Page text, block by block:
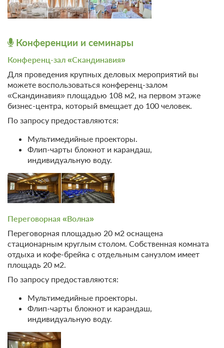
Телевизор
Wi-Fi
Ванная комната в номере
2 гостя
Моментальное подтверждение
Тариф Стандартный 2026, Включен завтрак "шведский
стол"
Бесплатная отмена до 20 августа 2026 23:59; При отмене
после 21 августа 2026 00:00 оплата не возвращается
Требуется внесение предоплаты в течение 2 часов.
Сумма предоплаты составляет -1 руб.
Недостаточно мест
Сменить кол-во гостей
7 фото
Люкс Подробнее
Конференции и семинары
Конференц-зал «Скандинавия»
Для проведения крупных деловых мероприятий вы
можете воспользоваться конференц-залом
«Скандинавия» площадью 108 м2, на первом этаже
бизнес-центра, который вмещает до 100 человек.
По запросу предоставляются:
Мультимедийные проекторы.
Флип-чарты блокнот и карандаш,
индивидуальную воду.
Переговорная «Волна»
Переговорная площадью 20 м2 оснащена
стационарным круглым столом. Собственная комната
отдыха и кофе-брейка с отдельным санузлом имеет
площадь 20 м2.
По запросу предоставляются:
Мультимедийные проекторы.
Флип-чарты блокнот и карандаш,
индивидуальную воду.